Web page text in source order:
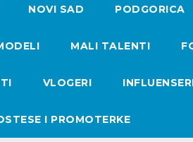
NOVI SAD PODGORICA
MALI TALENTI
VLOGERI
I PROMOTERKE